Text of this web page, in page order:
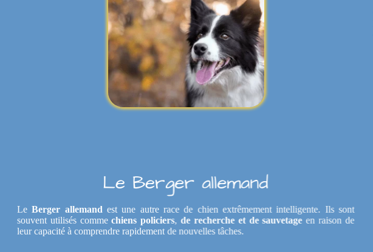
Le Berger allemand
LeBerger allemandest une autre race de chien extrêmement intelligente. Ils sont
souvent utilisés commechiens policiers,de recherche et de sauvetageen raison de
leur capacité à comprendre rapidement de nouvelles tâches.